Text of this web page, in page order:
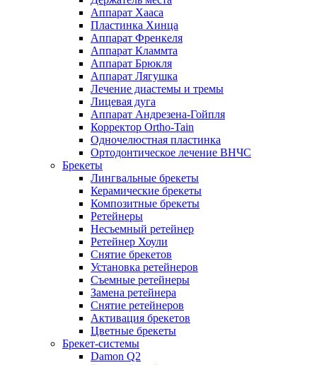
Аппарат Хааса
Пластинка Хинца
Аппарат Френкеля
Аппарат Кламмта
Аппарат Брюкля
Аппарат Лягушка
Лечение диастемы и тремы
Лицевая дуга
Аппарат Андрезена-Гойпля
Корректор Ortho-Tain
Одночелюстная пластинка
Ортодонтическое лечение ВНЧС
Брекеты
Лингвальные брекеты
Керамические брекеты
Композитные брекеты
Ретейнеры
Несъемный ретейнер
Ретейнер Хоули
Снятие брекетов
Установка ретейнеров
Съемные ретейнеры
Замена ретейнера
Снятие ретейнеров
Активация брекетов
Цветные брекеты
Брекет-системы
Damon Q2